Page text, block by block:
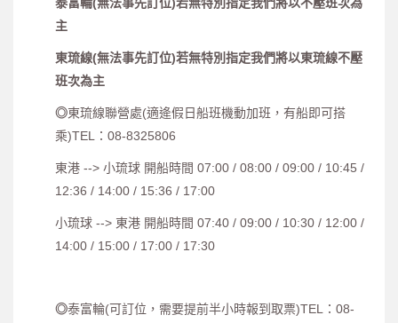
主
東琉線(無法事先訂位)若無特別指定我們將以東琉線不壓
班次為主
◎東琉線聯營處(適逄假日船班機動加班，有船即可搭
乘)TEL：08-8325806
東港 --> 小琉球 開船時間 07:00 / 08:00 / 09:00 / 10:45 /
12:36 / 14:00 / 15:36 / 17:00
小琉球 --> 東港 開船時間 07:40 / 09:00 / 10:30 / 12:00 /
14:00 / 15:00 / 17:00 / 17:30
◎泰富輪(可訂位，需要提前半小時報到取票)TEL：08-